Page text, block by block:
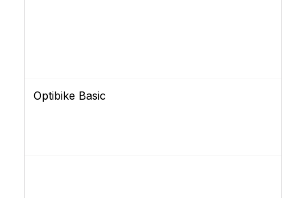
Optibike Basic